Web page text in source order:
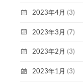
2023年4月 (3)
2023年3月 (7)
2023年2月 (3)
2023年1月 (3)